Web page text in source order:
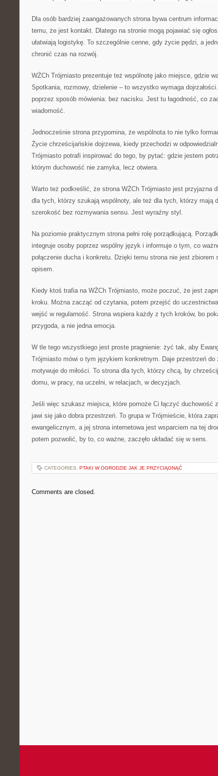
Dla osób bardziej zaangażowanych strona bywa centrum
temu, że jest kontakt. Dlatego na stronie mogą pojawiać się
ułatwiają logistykę. To szczególnie cenne, gdy życie pędzi, a
chronić czas na rozwój.
WŻCh Trójmiasto prezentuje też wspólnotę jako miejsce, gdzie
Spotkania, rozmowy, dzielenie – to wszystko wymaga
poprzez sposób mówienia: bez nacisku. Jest tu łagodność, co
wiadomość.
Jednocześnie strona przypomina, że wspólnota to nie tylko
Życie chrześcijańskie dojrzewa, kiedy przechodzi w
Trójmiasto potrafi inspirować do tego, by pytać: gdzie jestem
którym duchowość nie zamyka, lecz otwiera.
Warto też podkreślić, że strona WŻCh Trójmiasto jest przyjazna
dla tych, którzy szukają wspólnoty, ale też dla tych, którzy mają
szerokość bez rozmywania sensu. Jest wyraźny styl.
Na poziomie praktycznym strona pełni rolę porządkującą.
integruje osoby poprzez wspólny język i informuje o tym, co
połączenie ducha i konkretu. Dzięki temu strona nie jest zbiorem
opisem.
Kiedy ktoś trafia na WŻCh Trójmiasto, może poczuć, że jest
kroku. Można zacząć od czytania, potem przejść do
wejść w regularność. Strona wspiera każdy z tych kroków, bo
przygoda, a nie jedna emocja.
W tle tego wszystkiego jest proste pragnienie: żyć tak, aby
Trójmiasto mówi o tym językiem konkretnym. Daje przestrzeń do
motywuje do miłości. To strona dla tych, którzy chcą, by
domu, w pracy, na uczelni, w relacjach, w decyzjach.
Jeśli więc szukasz miejsca, które pomoże Ci łączyć duchowość
jawi się jako dobra przestrzeń. To grupa w Trójmieście, która
ewangelicznym, a jej strona internetowa jest wsparciem na tej
potem pozwolić, by to, co ważne, zaczęło układać się w sens.
CATEGORIES: PTAKI W OGRODZIE JAK JE PRZYCIĄGNĄĆ
Comments are closed.